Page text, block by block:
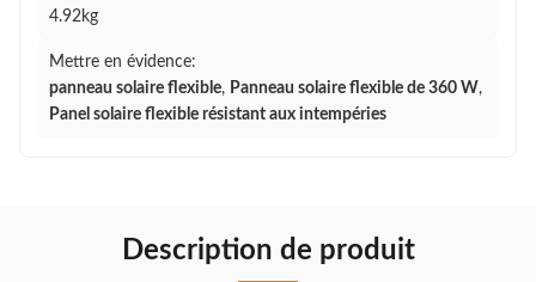
4.92kg
Mettre en évidence:
panneau solaire flexible, Panneau solaire flexible de 360 W,
Panel solaire flexible résistant aux intempéries
Description de produit